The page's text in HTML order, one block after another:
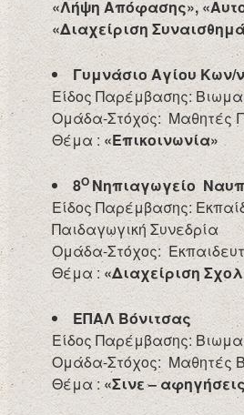
«Λήψη Απόφασης»,
«Διαχείριση
Γυμνάσιο Αγίου Κων/
Είδος Παρέμβασης:
Ομάδα-Στόχος: Μαθητές
Θέμα : «Επικοινωνία»
8ΟΝηπιαγωγείο
Είδος Παρέμβασης:
Παιδαγωγική Συνεδρία
Ομάδα-Στόχος:
Θέμα : «Διαχείριση
ΕΠΑΛ Βόνιτσας
Είδος Παρέμβασης:
Ομάδα-Στόχος: Μαθητές
Θέμα :«Σινε –